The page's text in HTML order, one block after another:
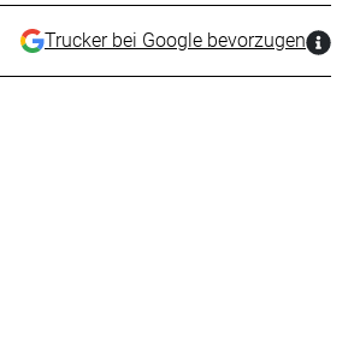
Trucker bei Google bevorzugen